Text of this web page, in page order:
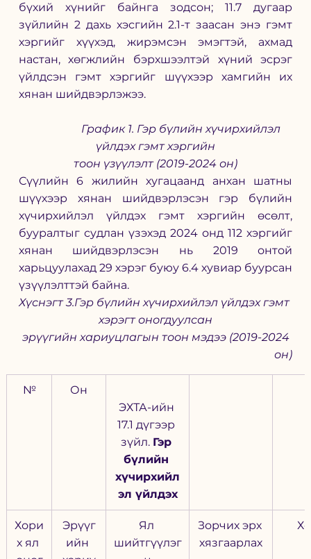
бүхий хүнийг байнга зодсон; 11.7 дугаар
зүйлийн 2 дахь хэсгийн 2.1-т заасан энэ гэмт
хэргийг хүүхэд, жирэмсэн эмэгтэй, ахмад
настан, хөгжлийн бэрхшээлтэй хүний эсрэг
үйлдсэн гэмт хэргийг шүүхээр хамгийн их
хянан шийдвэрлэжээ.
График 1. Гэр бүлийн хүчирхийлэл
үйлдэх гэмт хэргийн
тоон үзүүлэлт (2019-2024 он)
Сүүлийн 6 жилийн хугацаанд анхан шатны
шүүхээр хянан шийдвэрлэсэн гэр бүлийн
хүчирхийлэл үйлдэх гэмт хэргийн өсөлт,
бууралтыг судлан үзэхэд 2024 онд 112 хэргийг
хянан шийдвэрлэсэн нь 2019 онтой
харьцуулахад 29 хэрэг буюу 6.4 хувиар буурсан
үзүүлэлттэй байна.
Хүснэгт 3.Гэр бүлийн хүчирхийлэл үйлдэх гэмт
хэрэгт оногдуулсан
эрүүгийн хариуцлагын тоон мэдээ (2019-2024
он)
№
Он
ЭХТА-ийн
17.1 дүгээр
зүйл. Гэр
бүлийн
хүчирхийл
эл үйлдэх
Хори
х ял
Эрүүг
ийн
Ял
шийтгүүлэг
Зорчих эрх
хязгаарлах